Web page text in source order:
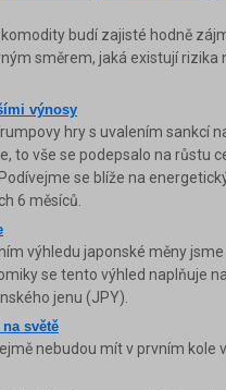
budí zajisté hodně
směrem, jaká existují rizika
výnosy
hry s uvalením sankcí
to vše se podepsalo na růstu
se blíže na
6 měsíců.
výhledu japonské měny
se tento výhled naplňuje
jenu (JPY).
světě
nebudou mít v prvním kole